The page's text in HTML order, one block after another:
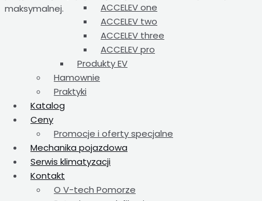
ACCELEV one
ACCELEV two
ACCELEV three
ACCELEV pro
Produkty EV
Hamownie
Praktyki
Katalog
Ceny
Promocje i oferty specjalne
Mechanika pojazdowa
Serwis klimatyzacji
Kontakt
O V-tech Pomorze
maksymalnej.